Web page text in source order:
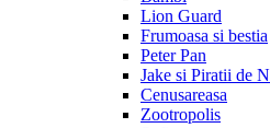
Lion Guard
Frumoasa si bestia
Peter Pan
Jake si Piratii de
Cenusareasa
Zootropolis